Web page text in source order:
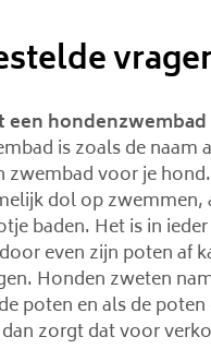
een hondenzwembad
is zoals de naam
zwembad voor je
dol op zwemmen,
baden. Het is in
even zijn poten af
Honden zweten
poten en als de poten
zorgt dat voor